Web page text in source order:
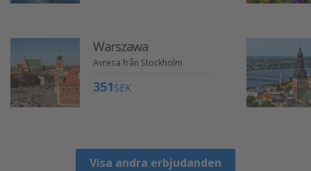
Warszawa
Avresa från Stockholm
351SEK
Visa andra erbjudanden